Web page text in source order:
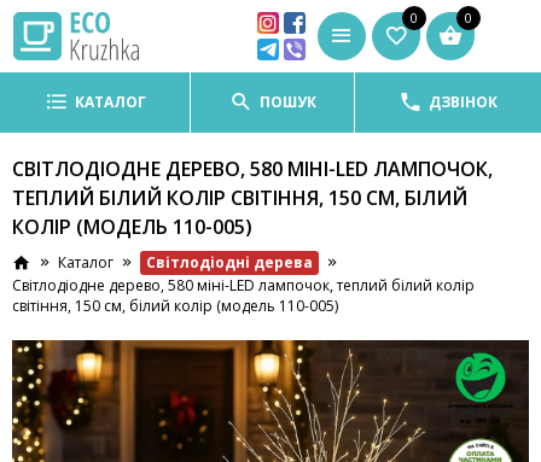
0 0
КАТАЛОГ ПОШУК ДЗВІНОК
СВІТЛОДІОДНЕ ДЕРЕВО, 580 МІНІ-LED ЛАМПОЧОК,
ТЕПЛИЙ БІЛИЙ КОЛІР СВІТІННЯ, 150 СМ, БІЛИЙ
КОЛІР (МОДЕЛЬ 110-005)
Каталог Світлодіодні дерева
Світлодіодне дерево, 580 міні-LED лампочок, теплий білий колір
світіння, 150 см, білий колір (модель 110-005)